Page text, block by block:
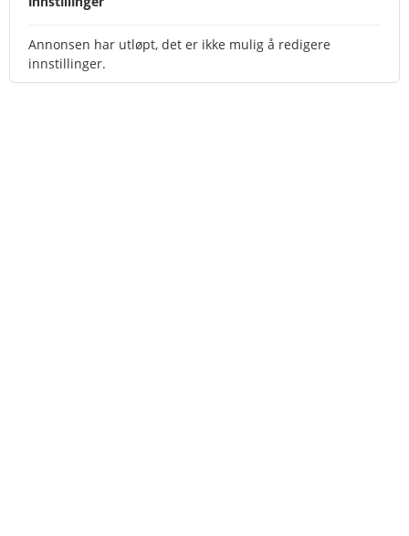
Annonsen har utløpt, det er ikke mulig å redigere
innstillinger.